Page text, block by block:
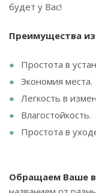
будет у Вас!
Преимущества
Простота в
Экономия места.
Легкость в
Влагостойкость.
Простота в
Обращаем Ваше